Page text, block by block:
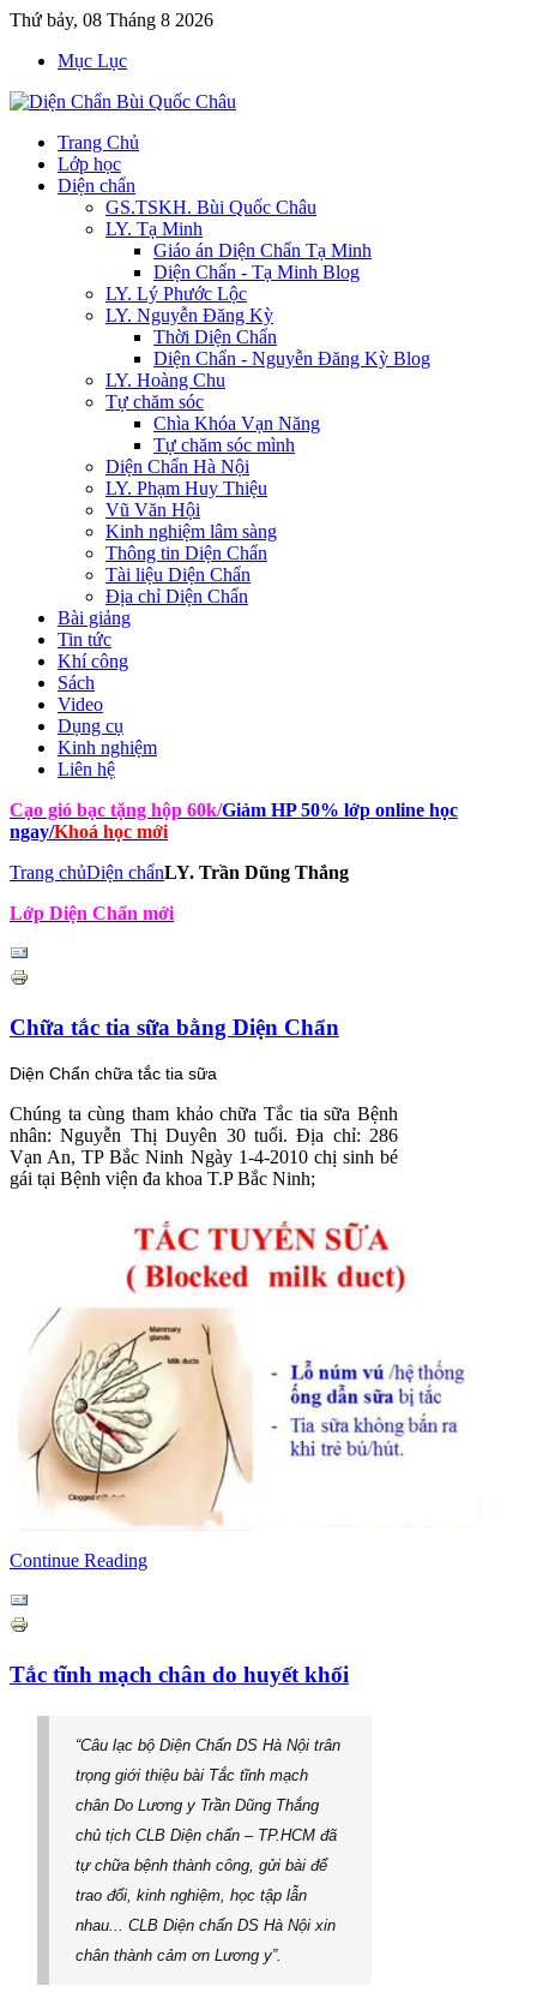
Thứ bảy, 08 Tháng 8 2026
Mục Lục
Trang Chủ
Lớp học
Diện chẩn
GS.TSKH. Bùi Quốc Châu
LY. Tạ Minh
Giáo án Diện Chẩn Tạ Minh
Diện Chẩn - Tạ Minh Blog
LY. Lý Phước Lộc
LY. Nguyễn Đăng Kỳ
Thời Diện Chẩn
Diện Chẩn - Nguyễn Đăng Kỳ Blog
LY. Hoàng Chu
Tự chăm sóc
Chìa Khóa Vạn Năng
Tự chăm sóc mình
Diện Chẩn Hà Nội
LY. Phạm Huy Thiệu
Vũ Văn Hội
Kinh nghiệm lâm sàng
Thông tin Diện Chẩn
Tài liệu Diện Chẩn
Địa chỉ Diện Chẩn
Bài giảng
Tin tức
Khí công
Sách
Video
Dụng cụ
Kinh nghiệm
Liên hệ
Cạo gió bạc tặng hộp 60k/Giảm HP 50% lớp online học
ngay/Khoá học mới
Trang chủDiện chẩnLY. Trần Dũng Thắng
Lớp Diện Chẩn mới
Chữa tắc tia sữa bằng Diện Chẩn
Diện Chẩn chữa tắc tia sữa
Chúng ta cùng tham khảo chữa Tắc tia sữa Bệnh
nhân: Nguyễn Thị Duyên 30 tuổi. Địa chỉ: 286
Vạn An, TP Bắc Ninh Ngày 1-4-2010 chị sinh bé
gái tại Bệnh viện đa khoa T.P Bắc Ninh;
Continue Reading
Tắc tĩnh mạch chân do huyết khối
“Câu lạc bộ Diện Chẩn DS Hà Nội trân
trọng giới thiệu bài Tắc tĩnh mạch
chân Do Lương y Trần Dũng Thắng
chủ tịch CLB Diện chẩn – TP.HCM đã
tự chữa bệnh thành công, gửi bài để
trao đổi, kinh nghiệm, học tập lẫn
nhau... CLB Diện chẩn DS Hà Nội xin
chân thành cảm ơn Lương y”.